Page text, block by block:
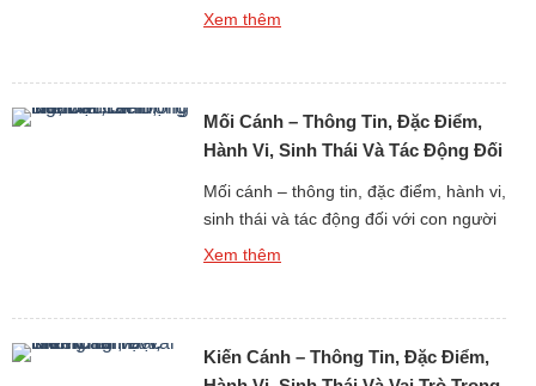
là một chủ đề đặc biệt quan trọng khi
Anopheles là giống muỗi […]
Xem thêm
Mối Cánh – Thông Tin, Đặc Điểm,
Hành Vi, Sinh Thái Và Tác Động Đối
Mối cánh – thông tin, đặc điểm, hành vi,
sinh thái và tác động đối với con người
là một chủ đề quan trọng khi nghiên
đoạn sinh sản […]
Xem thêm
Kiến Cánh – Thông Tin, Đặc Điểm,